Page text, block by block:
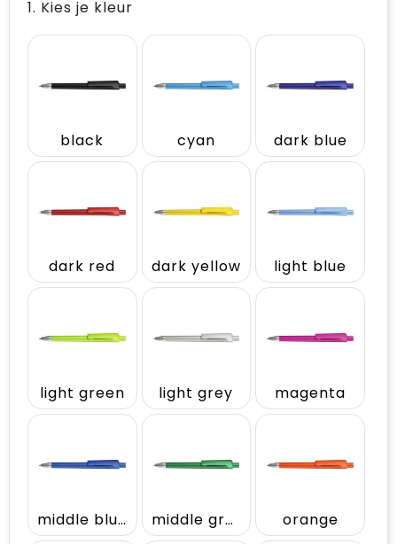
1. Kies je kleur
black cyan dark blue
dark red dark yellow light blue
light green light grey magenta
middle blue middle green orange